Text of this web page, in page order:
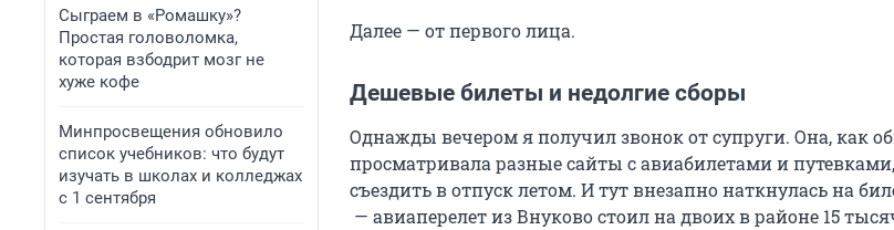
Сыграем в «Ромашку»?
Простая головоломка,
которая взбодрит мозг не
хуже кофе
Минпросвещения обновило
список учебников: что будут
изучать в школах и колледжах
с 1 сентября
Далее — от первого лица.
Дешевые билеты и недолгие сборы
Однажды вечером я получил звонок от супруги. Она, как
просматривала разные сайты с авиабилетами и
съездить в отпуск летом. И тут внезапно наткнулась на
— авиаперелет из Внуково стоил на двоих в районе 15